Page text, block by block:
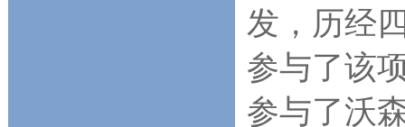
发，历经
参与了该
参与了沃